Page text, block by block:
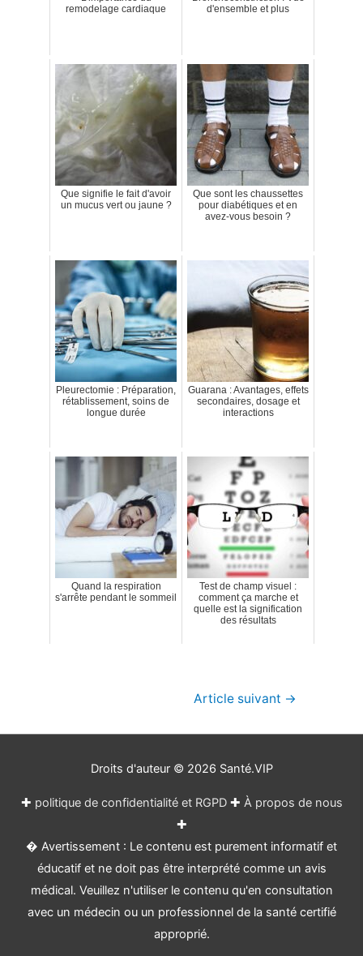
remodelage cardiaque
d'ensemble et plus
Que signifie le fait d'avoir
un mucus vert ou jaune ?
Que sont les chaussettes
pour diabétiques et en
avez-vous besoin ?
Pleurectomie : Préparation,
rétablissement, soins de
longue durée
Guarana : Avantages, effets
secondaires, dosage et
interactions
Quand la respiration
s'arrête pendant le sommeil
Test de champ visuel :
comment ça marche et
quelle est la signification
des résultats
Article suivant →
Droits d'auteur © 2026 Santé.VIP
✚ politique de confidentialité et RGPD✚ À propos de nous
✚
� Avertissement : Le contenu est purement informatif et
éducatif et ne doit pas être interprété comme un avis
médical. Veuillez n'utiliser le contenu qu'en consultation
avec un médecin ou un professionnel de la santé certifié
approprié.